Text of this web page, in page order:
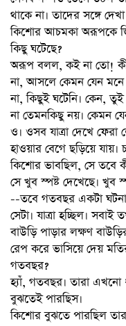
থাকে না। তাদের সঙ্গে
কিশোর আচমকা অরূপকে
কিছু ঘটেছে?
অরূপ বলল, কই না তো!
না, আসলে কেমন যেন মনে
না, কিছুই ঘটেনি। কেন,
না তেমনকিছু নয়। কেমন
ও। ওসব যাত্রা দেখে ফেরা
হাওয়ার বেগে ছড়িয়ে যায়।
কিশোর ভাবছিল, সে তবে
সে খুব স্পষ্ট দেখেছে। খুব
--তবে গতবছর একটা
সেটা। যাত্রা হচ্ছিল।
বাউড়ি পাড়ার লক্ষণ
রেপ করে ভাসিয়ে দেয়
গতবছর?
হ্যাঁ, গতবছর। তারা এখনো
বুঝতেই পারছিস।
কিশোর বুঝতে পারছিল তার